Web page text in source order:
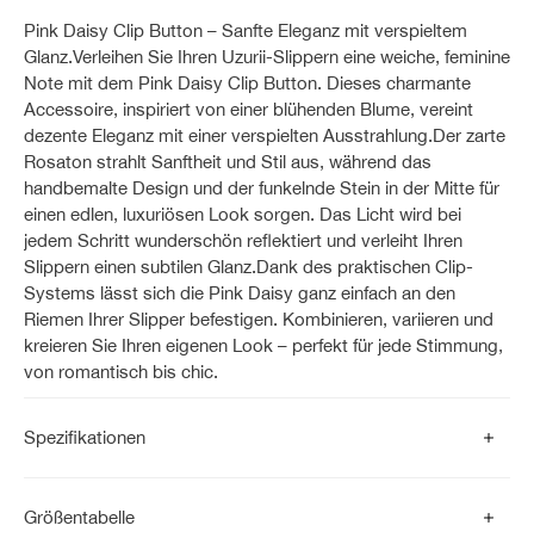
Pink Daisy Clip Button – Sanfte Eleganz mit verspieltem
Glanz.Verleihen Sie Ihren Uzurii-Slippern eine weiche, feminine
Note mit dem Pink Daisy Clip Button. Dieses charmante
Accessoire, inspiriert von einer blühenden Blume, vereint
dezente Eleganz mit einer verspielten Ausstrahlung.Der zarte
Rosaton strahlt Sanftheit und Stil aus, während das
handbemalte Design und der funkelnde Stein in der Mitte für
einen edlen, luxuriösen Look sorgen. Das Licht wird bei
jedem Schritt wunderschön reflektiert und verleiht Ihren
Slippern einen subtilen Glanz.Dank des praktischen Clip-
Systems lässt sich die Pink Daisy ganz einfach an den
Riemen Ihrer Slipper befestigen. Kombinieren, variieren und
kreieren Sie Ihren eigenen Look – perfekt für jede Stimmung,
von romantisch bis chic.
Spezifikationen
Größentabelle